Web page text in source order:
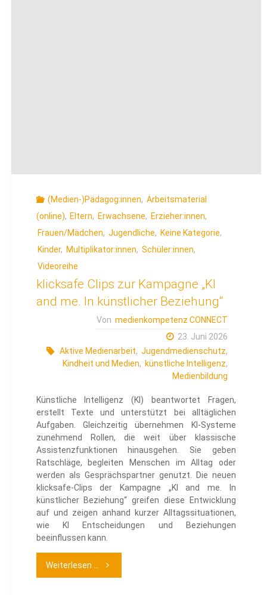
(Medien-)Pädagog:innen, Arbeitsmaterial
(online), Eltern, Erwachsene, Erzieher:innen,
Frauen/Mädchen, Jugendliche, Keine Kategorie,
Kinder, Multiplikator:innen, Schüler:innen,
Videoreihe
klicksafe Clips zur Kampagne „KI
and me. In künstlicher Beziehung“
Von medienkompetenz CONNECT
23. Juni 2026
Aktive Medienarbeit, Jugendmedienschutz,
Kindheit und Medien, künstliche Intelligenz,
Medienbildung
Künstliche Intelligenz (KI) beantwortet Fragen,
erstellt Texte und unterstützt bei alltäglichen
Aufgaben. Gleichzeitig übernehmen KI-Systeme
zunehmend Rollen, die weit über klassische
Assistenzfunktionen hinausgehen. Sie geben
Ratschläge, begleiten Menschen im Alltag oder
werden als Gesprächspartner genutzt. Die neuen
klicksafe-Clips der Kampagne „KI and me. In
künstlicher Beziehung“ greifen diese Entwicklung
auf und zeigen anhand kurzer Alltagssituationen,
wie KI Entscheidungen und Beziehungen
beeinflussen kann.
Weiterlesen ... "klicksafe